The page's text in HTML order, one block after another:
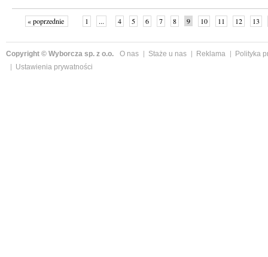
« poprzednie 1 ... 4 5 6 7 8 9 10 11 12 13
Copyright © Wyborcza sp. z o.o. O nas Staże u nas Reklama
Polityka
Ustawienia prywatności